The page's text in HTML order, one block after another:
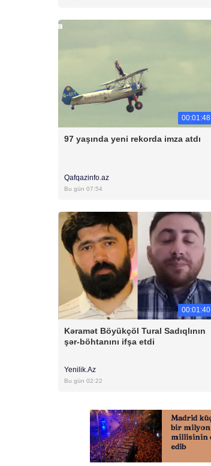
00:01:48
97 yaşında yeni rekorda imza atdı
Qafqazinfo.az
Bu gün 07:54
00:01:40
Kəramət Böyükçöl Tural Sadıqlının
şər-böhtanını ifşa etdi
Yenilik.Az
Bu gün 02:22